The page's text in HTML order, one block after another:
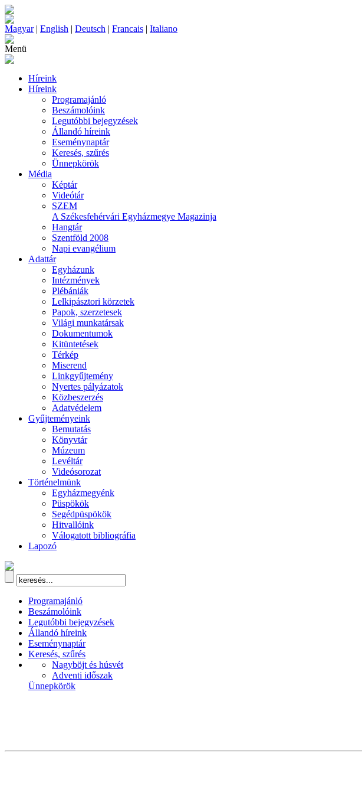
Magyar| English | Deutsch | Francais | Italiano
Menü
Híreink
Híreink
Programajánló
Beszámolóink
Legutóbbi bejegyzések
Állandó híreink
Eseménynaptár
Keresés, szűrés
Ünnepkörök
Média
Képtár
Videótár
SZEM
A Székesfehérvári Egyházmegye Magazinja
Hangtár
Szentföld 2008
Napi evangélium
Adattár
Egyházunk
Intézmények
Plébániák
Lelkipásztori körzetek
Papok, szerzetesek
Világi munkatársak
Dokumentumok
Kitüntetések
Térkép
Miserend
Linkgyűjtemény
Nyertes pályázatok
Közbeszerzés
Adatvédelem
Gyűjteményeink
Bemutatás
Könyvtár
Múzeum
Levéltár
Videósorozat
Történelmünk
Egyházmegyénk
Püspökök
Segédpüspökök
Hitvallóink
Válogatott bibliográfia
Lapozó
Programajánló
Beszámolóink
Legutóbbi bejegyzések
Állandó híreink
Eseménynaptár
Keresés, szűrés
Nagyböjt és húsvét
Adventi időszak
Ünnepkörök